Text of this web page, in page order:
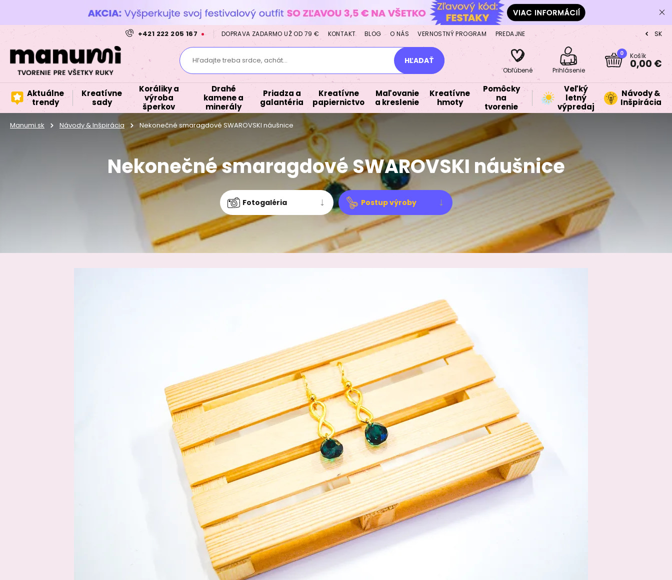
+421 222 205 167 DOPRAVA ZADARMO UŽ OD 79 € KONTAKT BLOG O NÁS VERNOSTNÝ PROGRAM PREDAJNE CZ
SK
Hľadajte treba srdce, achát... HĽADAŤ
Obľúbené Prihlásenie
0 Košík
0,00 €
Aktuálne
trendy
Kreatívne
sady
Koráliky a
výroba
šperkov
Drahé
kamene a
minerály
Priadza a
galantéria
Kreatívne
papiernictvo
Maľovanie
a kreslenie
Kreatívne
hmoty
Pomôcky
na
tvorenie
Veľký
letný
výpredaj
Návody &
Inšpirácia
Manumi.sk Návody & Inšpirácia Nekonečné smaragdové SWAROVSKI náušnice
Nekonečné smaragdové SWAROVSKI náušnice
Fotogaléria Postup výroby